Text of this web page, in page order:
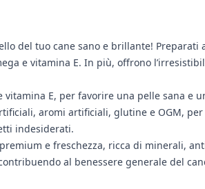
del tuo cane sano e brillante!
e vitamina E. In più, offrono
E, per favorire una pelle sana e
aromi artificiali, glutine e OGM,
indesiderati.
e freschezza, ricca di minerali,
al benessere generale del